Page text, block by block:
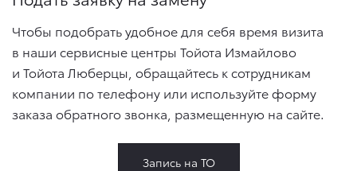
Чтобы подобрать удобное для себя время визита
в наши сервисные центры Тойота Измайлово
и Тойота Люберцы, обращайтесь к сотрудникам
компании по телефону или используйте форму
заказа обратного звонка, размещенную на сайте.
Запись на ТО